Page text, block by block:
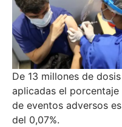
De 13 millones de dosis
aplicadas el porcentaje
de eventos adversos es
del 0,07%.